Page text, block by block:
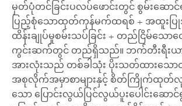
မှတ်ပုံတင်ခြင်းပလပ်ဖောင်းတွင် စွမ်းဆော
ပြည့်စုံသောထုတ်ကုန်မက်ထရစ် + အထူးပ
ထိန်းချုပ်မှုစမ်းသပ်ခြင်း + တည်ငြိမ်သော
ကွင်းဆက်တွင် တည်ရှိသည်။ ဘက်တီးရီးယာ
အားလုံးသည် တစ်ခါသုံး ပိုးသတ်ထားသော
အစုလိုက်အမှာစာများနှင့် စိတ်ကြိုက်ထုတ်
သော ပြောင်းလွယ်ပြင်လွယ်ပူးပေါင်းဆော